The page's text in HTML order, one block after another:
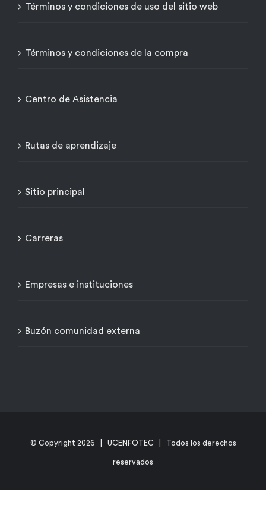
Términos y condiciones de uso del sitio web
Términos y condiciones de la compra
Centro de Asistencia
Rutas de aprendizaje
Sitio principal
Carreras
Empresas e instituciones
Buzón comunidad externa
© Copyright 2026 | UCENFOTEC | Todos los derechos
reservados